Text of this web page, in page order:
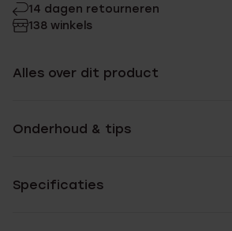
14 dagen retourneren
138 winkels
Alles over dit product
Onderhoud & tips
Specificaties